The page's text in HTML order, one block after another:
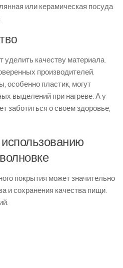
или керамическая посуда
качеству материала.
производителей.
особенно пластик, могут
выделений при нагреве. А у
заботиться о своем здоровье,
покрытия может значительно
и сохранения качества пищи.